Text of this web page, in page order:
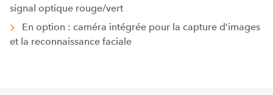
signal optique rouge/vert
En option : caméra intégrée pour la capture d’images
et la reconnaissance faciale